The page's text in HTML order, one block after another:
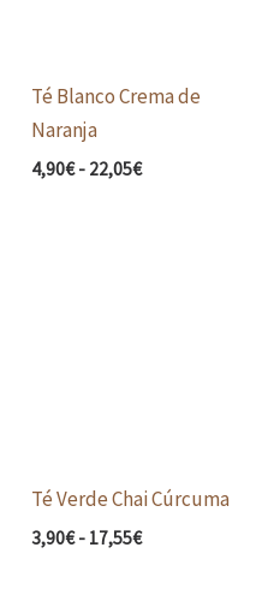
Té Blanco Crema de
Naranja
4,90€ - 22,05€
Té Verde Chai Cúrcuma
3,90€ - 17,55€